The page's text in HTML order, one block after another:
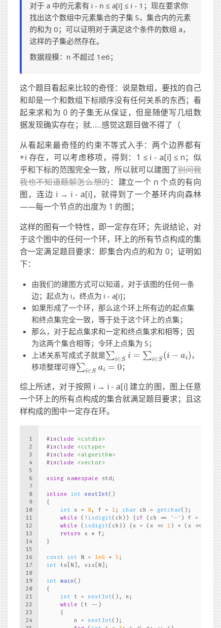
对于 a 中的元素有 i - n ≤ a[i] ≤ i - 1；现在要求你
找出这个数组中元素集合的子集 S，集合内的元素
的和为 0；可以证明对于满足这个条件的数组 a，
这样的子集必然存在。
数据规模：n 不超过 1e6；
这个题目看起来比较的奇怪：说是数组，要找的自己
和却是一个和数组下标顺序没有任何关系的东西；看
起来求和为 0 的子集无从保证，但是随便写几组数
据发现确实存在；就……感觉这题目做不得了（
从看起来最奇怪的约束不等式入手：两个边界都有
+i 存在，可以考虑移项，得到：1 ≤ i - a[i] ≤ n；似
乎和下标的范围完全一致，所以就可以建图了别问我
我也不知道题解怎么想的：建立一个 n 个点的有向
图，连边 i → i - a[i]，就得到了一个基环内向森林
——每一个节点的出度为 1 的图；
这样的图有一个特性，即一定存在环；先说结论，对
于这个图中的任何一个环，环上的所有节点构成的集
合一定满足题目要求：即集合内点的和为 0；证明如
下：
由我们的建图方式可以知道，对于该图的任何一条
边；起点为 i，终点为 i - a[i]；
如果形成了一个环，那么这个环上所有边的起点集
和终点集完全一致，等于处于这个环上的点集；
那么，对于起点集求和一定和终点集求和相等；因
为这两个集合相等；令环上点集为 S；
上述关系写成式子就是\sum_{i
\in S} i
\sum_{i
\in S}
(i - a_i)
∑i∈S i = ∑i∈S (i − ai)，
移项整理可得\sum_{i
\in S}
a_i = 0
∑i∈S ai = 0；
综上所述，对于按照 i → i - a[i] 建立的图，图上任意
一个环上的所有点构成的集合就满足题目要求；且这
样构成的图中一定存在环。
1
2
3
4
5
6
7
8
9
10
11
12
13
14
15
16
17
18
19
20
21
22
23
24
#include <cstdio>
#include <cctype>
#include <algorithm>
#include <vector>
using namespace std;
inline int nextInt()
{
int x = 0 , f = 1 ; char ch = getchar();
while (! isdigit(ch)) { if (ch == '-' ) f =
while ( isdigit(ch)) {x = (x << 1 ) + (x <<
return
x * f;
}
const int N = 1e6 + 5 ;
int to[N], vis[N];
int main ()
{
int t = nextInt(), n;
while (t --)
    {
        n =
nextInt();